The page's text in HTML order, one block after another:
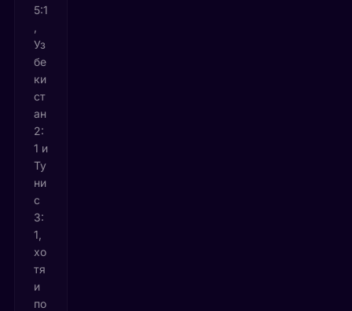
5:1
Уз
бе
ки
ст
ан
2:
1 и
Ту
ни
с
3:
1,
хо
тя
и
по